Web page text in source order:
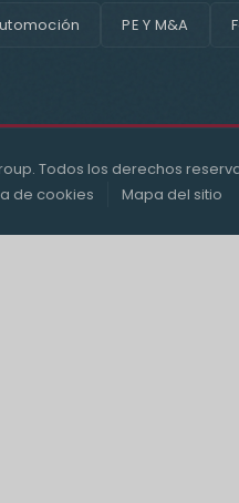
PE Y M&A
Todos los derechos
de cookies Mapa del sitio